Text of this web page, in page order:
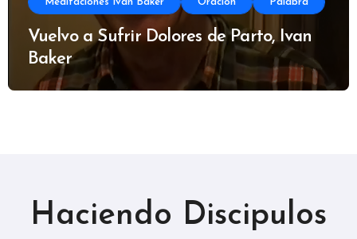
Vuelvo a Sufrir Dolores de Parto, Ivan
Baker
Haciendo Discipulos